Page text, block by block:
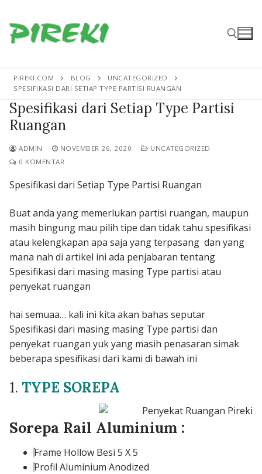
ke
konten
Cari:
PIREKI.COM BLOG
UNCATEGORIZED
SPESIFIKASI DARI SETIAP TYPE PARTISI RUANGAN
Spesifikasi dari Setiap Type Partisi
Ruangan
ADMIN NOVEMBER 26, 2020
UNCATEGORIZED
0 KOMENTAR
Spesifikasi dari Setiap Type Partisi Ruangan
Buat anda yang memerlukan partisi ruangan, maupun
masih bingung mau pilih tipe dan tidak tahu spesifikasi
atau kelengkapan apa saja yang terpasang dan yang
mana nah di artikel ini ada penjabaran tentang
Spesifikasi dari masing masing Type partisi atau
penyekat ruangan
hai semuaa… kali ini kita akan bahas seputar
Spesifikasi dari masing masing Type partisi dan
penyekat ruangan yuk yang masih penasaran simak
beberapa spesifikasi dari kami di bawah ini
1. TYPE SOREPA
Sorepa Rail Aluminium :
Frame Hollow Besi 5 X 5
Profil Aluminium Anodized